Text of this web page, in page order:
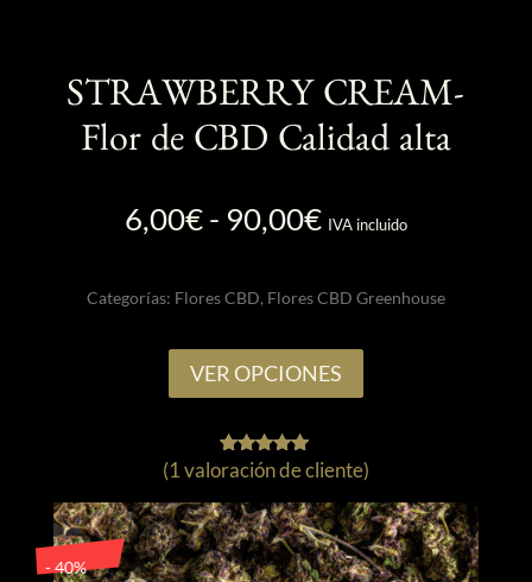
STRAWBERRY CREAM-
Flor de CBD Calidad alta
6,00€- 90,00€Rango
desde
6,00€
hasta
90,00€
IVA incluido
Categorías: Flores CBD, Flores CBD Greenhouse
VER OPCIONES
producto
variantes.
Las
opciones
Valorado
con
5.00
de 5 en
base a
1
valoración
de un
(1valoración de cliente)
- 40%